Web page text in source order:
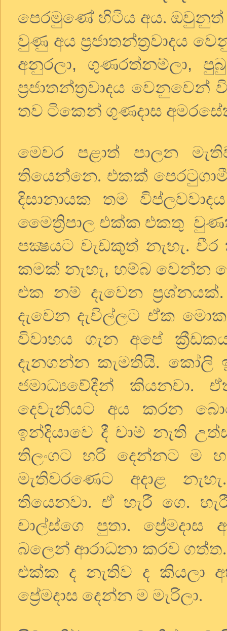
පෙරමුණේ හිටිය අය. ඔවුනුත්
වුණු අය ප්‍රජාතන්ත්‍රවාදය
අනුරලා, ගුණරත්නම්ලා,
ප්‍රජාතන්ත්‍රවාදය
තව ටිකෙන් ගුණදාස
මෙවර පළාත් පාලන
තියෙන්නෙ. එකක්
දිසානායක තම
මෛත්‍රිපාල එක්ක එකතු
පක්‍ෂයට වැඩකුත් නැහැ.
කමක් නැහැ, හම්බ වෙන්න
එක නම් දැවෙන
දැවෙන දැවිල්ලට ඒක
විවාහය ගැන අපේ
දැනගන්න කැමතියි. කෝලි
ජමාධ්‍යවේදීන් කියනවා.
දෙවැනියට අය කරන
ඉන්දියාවෙ දී චාම් නැති
තිලංගට හරි දෙන්නට ම
මැතිවරණෙට අදාළ
තියෙනවා. ඒ හැරී ගෙ.
චාල්ස්ගෙ පුතා.
බලෙන් ආරාධනා කරව
එක්ක ද නැතිව ද කියලා
ප්‍රේමදාස දෙන්න ම මැරිලා.